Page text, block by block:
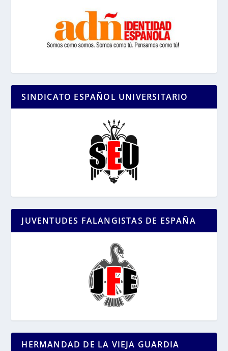
SINDICATO ESPAÑOL UNIVERSITARIO
JUVENTUDES FALANGISTAS DE ESPAÑA
HERMANDAD DE LA VIEJA GUARDIA